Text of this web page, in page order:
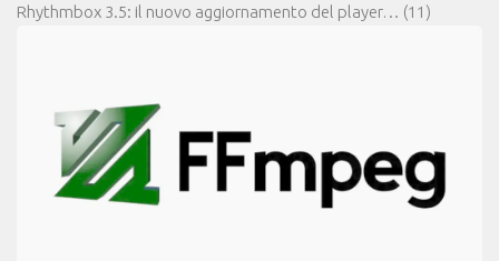
Rhythmbox 3.5: il nuovo aggiornamento del player… (11)